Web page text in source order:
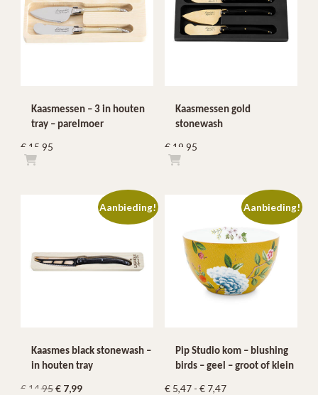
Kaasmessen – 3 in houten
tray – parelmoer
€ 15,95
Kaasmessen gold
stonewash
€19,95
Aanbieding!
Kaasmes black stonewash –
in houten tray
€ 14,95Oorspronkelijke
€ 7,99Huidige
Aanbieding!
Pip Studio kom – blushing
birds – geel – groot of klein
€5,47 - €7,47Prijsklasse: